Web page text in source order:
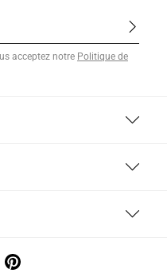
acceptez notre Politique de